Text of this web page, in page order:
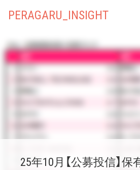
PERAGARU_INSIGHT
25年10月【公募投信】保